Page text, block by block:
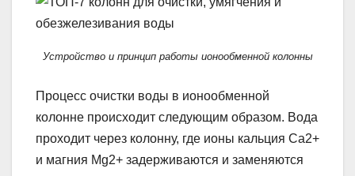
Устройство и принцип работы ионообменной колонны
Процесс очистки воды в ионообменной
колонне происходит следующим образом. Вода
проходит через колонну, где ионы кальция Ca2+
и магния Mg2+ задерживаются и заменяются